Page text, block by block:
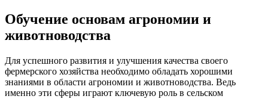
Обучение основам агрономии и
животноводства
Для успешного развития и улучшения качества своего
фермерского хозяйства необходимо обладать хорошими
знаниями в области агрономии и животноводства. Ведь
именно эти сферы играют ключевую роль в сельском